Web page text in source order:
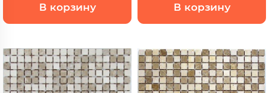
В корзину В корзину